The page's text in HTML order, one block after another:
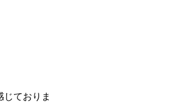
ておりま